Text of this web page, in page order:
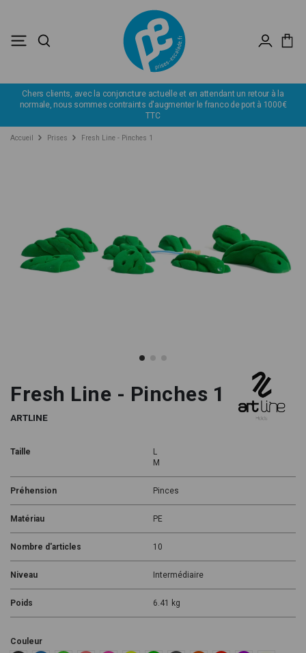
Chers clients, avec la conjoncture actuelle et en attendant un retour à la
normale, nous sommes contraints d'augmenter le franco de port à 1000€
TTC
Accueil Prises Fresh Line - Pinches 1
Fresh Line - Pinches 1
ARTLINE
Taille
L
M
Préhension Pinces
Matériau PE
Nombre d'articles 10
Niveau Intermédiaire
Poids 6.41 kg
Couleur